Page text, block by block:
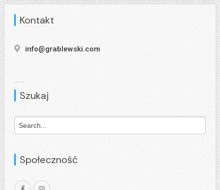
Kontakt
info@grablewski.com
Szukaj
Społeczność